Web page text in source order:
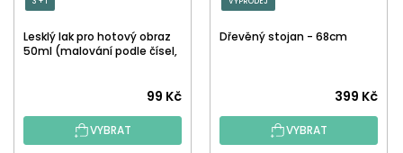
Lesklý lak pro hotový obraz
50ml (malování podle čísel,
hodnocení
produktu
99 Kč
VYBRAT
Dřevěný stojan - 68cm
399 Kč
VYBRAT